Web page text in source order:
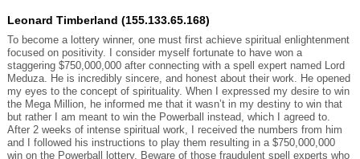
Leonard Timberland (155.133.65.168)
To become a lottery winner, one must first achieve spiritual enlightenment
focused on positivity. I consider myself fortunate to have won a
staggering $750,000,000 after connecting with a spell expert named Lord
Meduza. He is incredibly sincere, and honest about their work. He opened
my eyes to the concept of spirituality. When I expressed my desire to win
the Mega Million, he informed me that it wasn’t in my destiny to win that
but rather I am meant to win the Powerball instead, which I agreed to.
After 2 weeks of intense spiritual work, I received the numbers from him
and I followed his instructions to play them resulting in a $750,000,000
win on the Powerball lottery. Beware of those fraudulent spell experts who